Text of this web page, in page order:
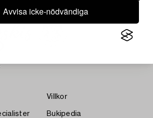
Avvisa icke-nödvändiga
Villkor
Bukipedia